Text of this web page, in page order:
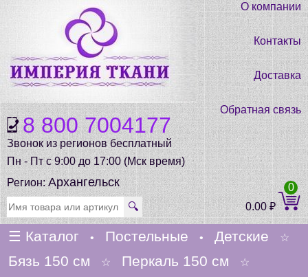
8 800 7004177
Звонок из регионов бесплатный
Пн - Пт с 9:00 до 17:00 (Мск время)
О компании
Контакты
Доставка
Обратная связь
Регион:Архангельск
🔍 0.00₽
0
☰ Каталог • Постельные • Детские ☆
Бязь 150 см ☆ Перкаль 150 см ☆